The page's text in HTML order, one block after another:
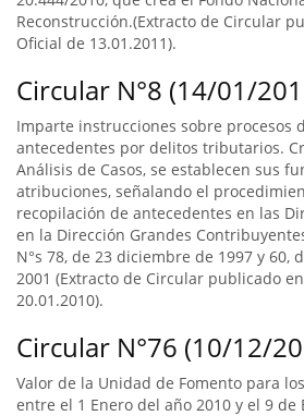
Reconstrucción.(Extracto de Circular
Oficial de 13.01.2011).
Circular N°8 (14/01/
Imparte instrucciones sobre procesos
antecedentes por delitos tributarios.
Análisis de Casos, se establecen sus
atribuciones, señalando el
recopilación de antecedentes en las
en la Dirección Grandes
N°s 78, de 23 diciembre de 1997 y 60,
2001 (Extracto de Circular publicado
20.01.2010).
Circular N°76 (10/12/
Valor de la Unidad de Fomento para
entre el 1 Enero del año 2010 y el 9 de